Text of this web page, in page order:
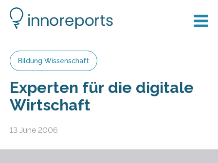
Bildung Wissenschaft
Experten für die digitale
Wirtschaft
13 June 2006